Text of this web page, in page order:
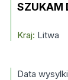
SZUKAM
Kraj: Litwa
Data